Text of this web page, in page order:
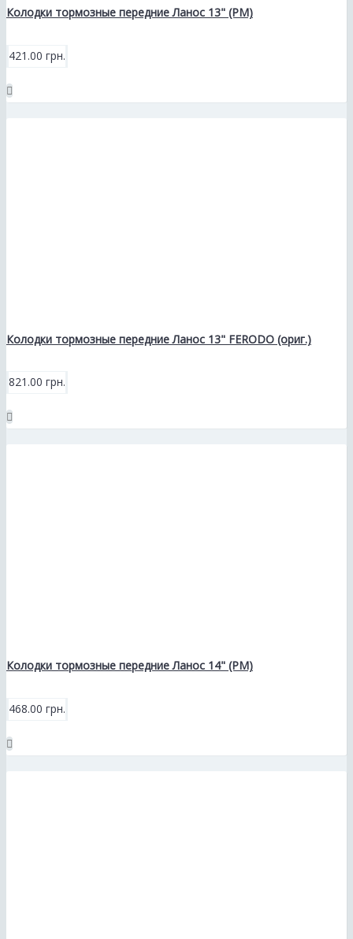
Колодки тормозные передние Ланос 13" (РМ)
421.00 грн.
Колодки тормозные передние Ланос 13" FERODO (ориг.)
821.00 грн.
Колодки тормозные передние Ланос 14" (РМ)
468.00 грн.